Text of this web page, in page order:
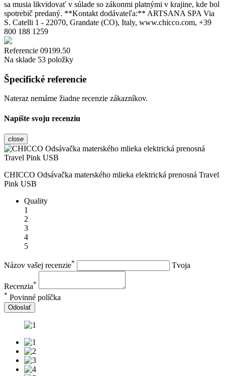
sa musia likvidovať v súlade so zákonmi platnými v krajine, kde bol
spotrebič predaný. **Kontakt dodávateľa:** ARTSANA SPA Via
S. Catelli 1 - 22070, Grandate (CO), Italy, www.chicco.com, +39
800 188 1259
Referencie 09199.50
Na sklade 53 položky
Špecifické referencie
Nateraz nemáme žiadne recenzie zákazníkov.
Napíšte svoju recenziu
close
CHICCO Odsávačka materského mlieka elektrická prenosná Travel
Pink USB
Quality
1
2
3
4
5
Názov vašej recenzie* Tvoja
Recenzia*
* Povinné políčka
Odoslať